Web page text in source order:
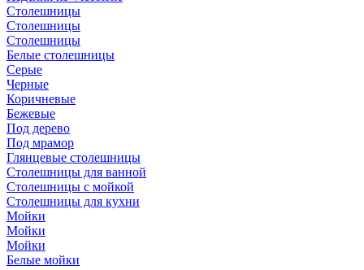
Столешницы
Столешницы
Столешницы
Белые столешницы
Серые
Черные
Коричневые
Бежевые
Под дерево
Под мрамор
Глянцевые столешницы
Столешницы для ванной
Столешницы с мойкой
Столешницы для кухни
Мойки
Мойки
Мойки
Белые мойки